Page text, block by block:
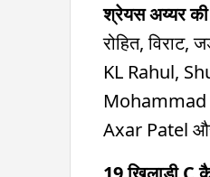
श्रेयस अय्यर की
रोहित, विराट,
KL Rahul,
Mohammad
Axar Patel